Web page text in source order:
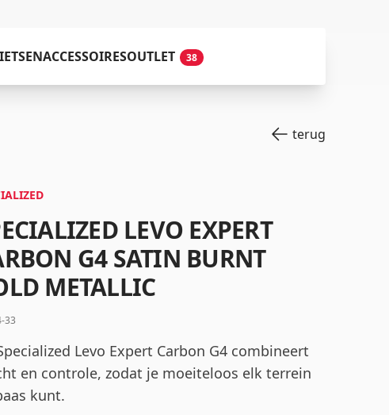
ACCESSOIRESOUTLET 38
terug
LEVO EXPERT
G4 SATIN BURNT
METALLIC
33
Levo Expert Carbon G4 combineert
en controle, zodat je moeiteloos elk terrein
kunt.